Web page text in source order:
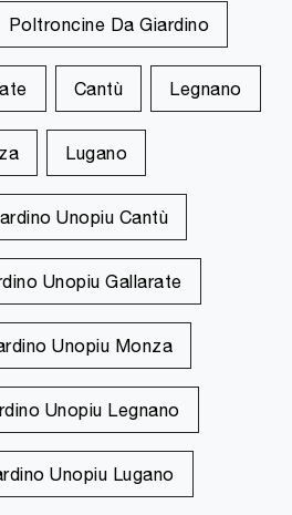
Poltroncine Da Giardino
Cantù Legnano
Lugano
Unopiu Cantù
Unopiu Gallarate
Unopiu Monza
Unopiu Legnano
Unopiu Lugano